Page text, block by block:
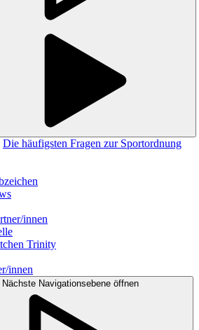
Die häufigsten Fragen zur Sportordnung
innen
Trinity
innen
Nächste Navigationsebene öffnen